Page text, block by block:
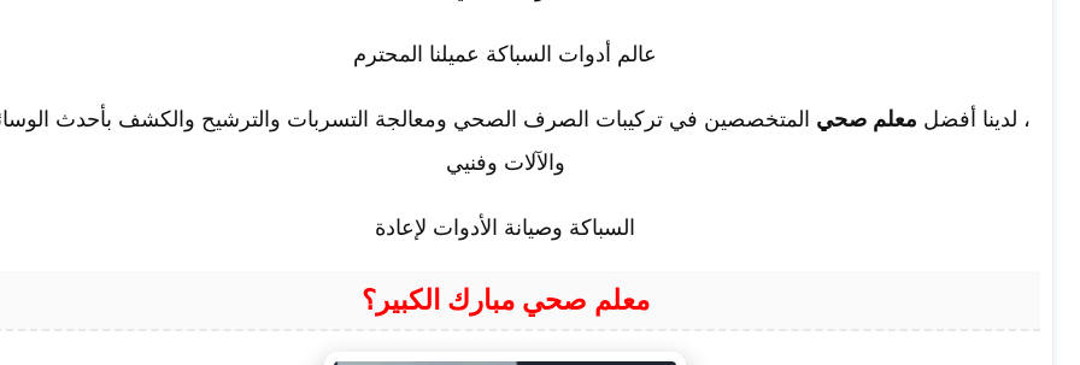
عالم أدوات السباكة عميلنا المحترم
، لدينا أفضل معلم صحي المتخصصين في تركيبات الصرف الصحي ومعالجة التسربات والترشيح والكشف بأحدث
والآلات وفنيي
السباكة وصيانة الأدوات لإعادة
معلم صحي مبارك الكبير؟